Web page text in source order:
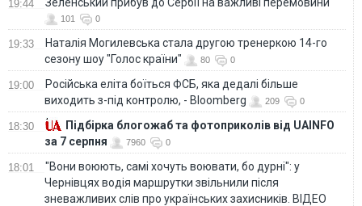
19:44
101 0
19:33
Наталія Могилевська стала другою тренеркою 14-го
сезону шоу "Голос країни"
80 0
19:00
Російська еліта боїться ФСБ, яка дедалі більше
виходить з-під контролю, - Bloomberg
209 0
18:30
Підбірка блогожаб та фотоприколів від UAINFO
за 7 серпня
7960 0
18:01
"Вони воюють, самі хочуть воювати, бо дурні": у
Чернівцях водія маршрутки звільнили після
зневажливих слів про українських захисників. ВІДЕО